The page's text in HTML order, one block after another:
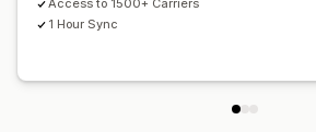
Access to 1500+ Carriers
1 Hour Sync